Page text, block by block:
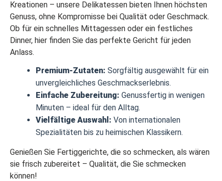
Kreationen – unsere Delikatessen bieten Ihnen höchsten
Genuss, ohne Kompromisse bei Qualität oder Geschmack.
Ob für ein schnelles Mittagessen oder ein festliches
Dinner, hier finden Sie das perfekte Gericht für jeden
Anlass.
Premium-Zutaten: Sorgfältig ausgewählt für ein
unvergleichliches Geschmackserlebnis.
Einfache Zubereitung: Genussfertig in wenigen
Minuten – ideal für den Alltag.
Vielfältige Auswahl: Von internationalen
Spezialitäten bis zu heimischen Klassikern.
Genießen Sie Fertiggerichte, die so schmecken, als wären
sie frisch zubereitet – Qualität, die Sie schmecken
können!